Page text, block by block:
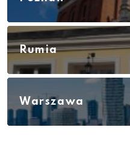
Rumia
Warszawa